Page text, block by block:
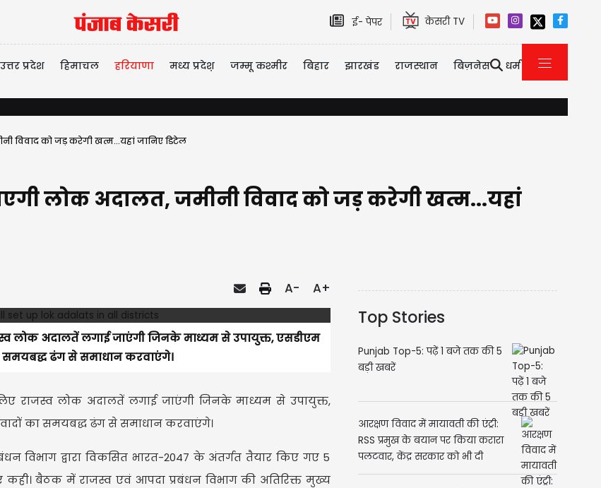
ई- पेपर केसरी TV
उत्तर प्रदेश हिमाचल हरियाणा मध्य प्रदेश़ जम्मू कश्मीर बिहार झारखंड राजस्थान बिज़नेस धर्म
विवाद को जड़ करेगी खत्म...यहां जानिए डिटेल
लोक अदालत, जमीनी विवाद को जड़ करेगी खत्म...यहां
A- A+
लोक अदालतें लगाई जाएंगी जिनके माध्यम से उपायुक्त, एसडीएम
समयबद्ध ढंग से समाधान करवाएंगे।
राजस्व लोक अदालतें लगाई जाएंगी जिनके माध्यम से उपायुक्त,
का समयबद्ध ढंग से समाधान करवाएंगे।
विभाग द्वारा विकसित भारत-2047 के अंतर्गत तैयार किए गए 5
कही। बैठक में राजस्व एवं आपदा प्रबंधन विभाग की अतिरिक्त मुख्य
Top Stories
Punjab Top-5: पढ़ें 1 बजे तक की 5
बड़ी खबरें
आरक्षण विवाद में मायावती की एंट्री:
RSS प्रमुख के बयान पर किया करारा
पलटवार, केंद्र सरकार को भी दी
नसीहत